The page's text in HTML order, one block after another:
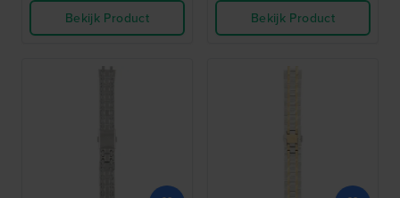
Bekijk Product Bekijk Product